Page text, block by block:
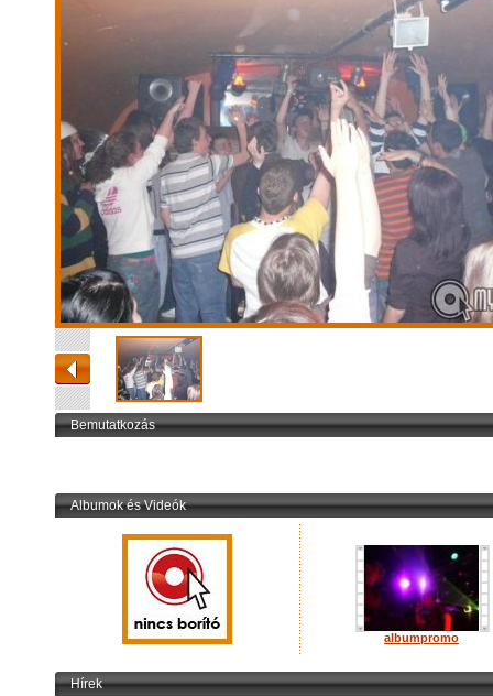
Bemutatkozás
Albumok és Videók
albumpromo
Hírek